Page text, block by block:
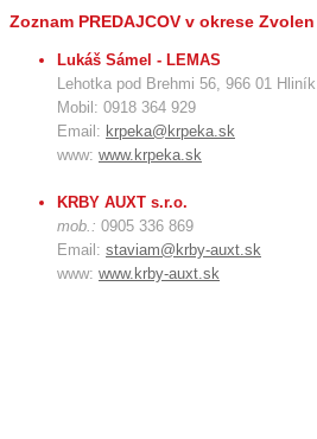
Zoznam PREDAJCOV v okrese Zvolen
Lukáš Sámel - LEMAS
Lehotka pod Brehmi 56, 966 01
Mobil: 0918 364 929
Email: krpeka@krpeka.sk
www: www.krpeka.sk
KRBY AUXT s.r.o.
mob.: 0905 336 869
Email: staviam@krby-auxt.sk
www: www.krby-auxt.sk